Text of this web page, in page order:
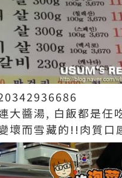
醬湯, 白飯都是任
壞而雪藏的!!肉質口